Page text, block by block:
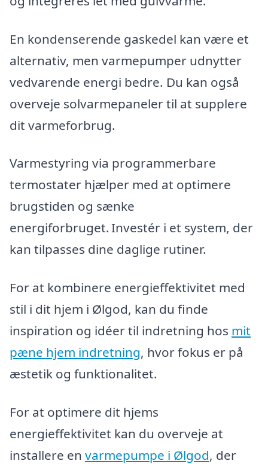
En kondenserende gaskedel kan være et
alternativ, men varmepumper udnytter
vedvarende energi bedre. Du kan også
overveje solvarmepaneler til at supplere
dit varmeforbrug.
Varmestyring via programmerbare
termostater hjælper med at optimere
brugstiden og sænke
energiforbruget. Investér i et system, der
kan tilpasses dine daglige rutiner.
For at kombinere energieffektivitet med
stil i dit hjem i Ølgod, kan du finde
inspiration og idéer til indretning hos mit
pæne hjem indretning, hvor fokus er på
æstetik og funktionalitet.
For at optimere dit hjems
energieffektivitet kan du overveje at
installere en varmepumpe i Ølgod, der